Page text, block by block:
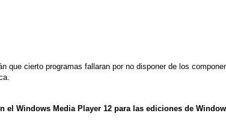
que cierto programas fallaran por no disponer de los
el Windows Media Player 12 para las ediciones de